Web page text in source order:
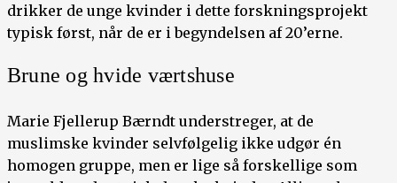
drikker de unge kvinder i dette forskningsprojekt
typisk først, når de er i begyndelsen af 20’erne.
Brune og hvide værtshuse
Marie Fjellerup Bærndt understreger, at de
muslimske kvinder selvfølgelig ikke udgør én
homogen gruppe, men er lige så forskellige som